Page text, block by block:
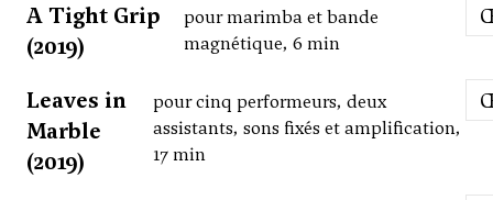
A Tight Grip
(2019)
pour marimba et bande
magnétique, 6 min
Leaves in
Marble
(2019)
pour cinq performeurs, deux
assistants, sons fixés et amplification,
17 min